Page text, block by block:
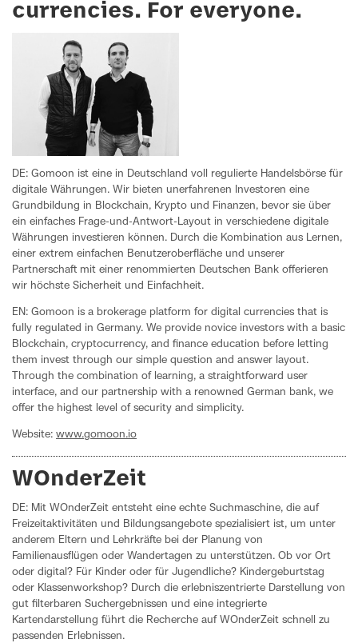
currencies. For everyone.
DE: Gomoon ist eine in Deutschland voll regulierte Handelsbörse für
digitale Währungen. Wir bieten unerfahrenen Investoren eine
Grundbildung in Blockchain, Krypto und Finanzen, bevor sie über
ein einfaches Frage-und-Antwort-Layout in verschiedene digitale
Währungen investieren können. Durch die Kombination aus Lernen,
einer extrem einfachen Benutzeroberfläche und unserer
Partnerschaft mit einer renommierten Deutschen Bank offerieren
wir höchste Sicherheit und Einfachheit.
EN: Gomoon is a brokerage platform for digital currencies that is
fully regulated in Germany. We provide novice investors with a basic
Blockchain, cryptocurrency, and finance education before letting
them invest through our simple question and answer layout.
Through the combination of learning, a straightforward user
interface, and our partnership with a renowned German bank, we
offer the highest level of security and simplicity.
Website: www.gomoon.io
WOnderZeit
DE: Mit WOnderZeit entsteht eine echte Suchmaschine, die auf
Freizeitaktivitäten und Bildungsangebote spezialisiert ist, um unter
anderem Eltern und Lehrkräfte bei der Planung von
Familienausflügen oder Wandertagen zu unterstützen. Ob vor Ort
oder digital? Für Kinder oder für Jugendliche? Kindergeburtstag
oder Klassenworkshop? Durch die erlebniszentrierte Darstellung von
gut filterbaren Suchergebnissen und eine integrierte
Kartendarstellung führt die Recherche auf WOnderZeit schnell zu
passenden Erlebnissen.